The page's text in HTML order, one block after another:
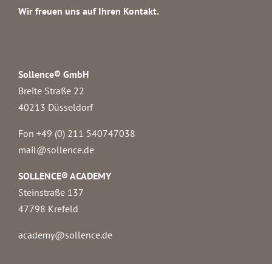
Wir freuen uns auf Ihren Kontakt.
Sollence® GmbH
Breite Straße 22
40213 Düsseldorf
Fon +49 (0) 211 540747038‬
mail@sollence.de
SOLLENCE® ACADEMY
Steinstraße 137
47798 Krefeld
academy@sollence.de